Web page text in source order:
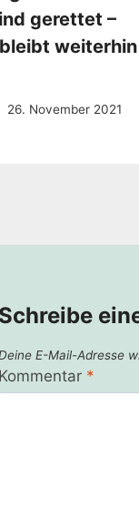
gerettet –
weiterhin
26. November 2021
Schreibe
E-Mail-Adresse
Kommentar *